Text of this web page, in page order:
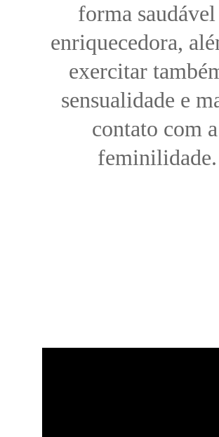
forma saudável
enriquecedora,
exercitar
sensualidade e
contato com a
feminilidade.